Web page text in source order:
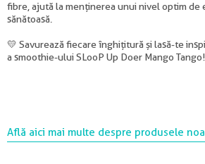
fibre, ajută la menținerea unui nivel optim de
sănătoasă.
💛 Savurează fiecare înghițitură și lasă-te
a smoothie-ului SLooP Up Doer Mango
Află aici mai multe despre produsele